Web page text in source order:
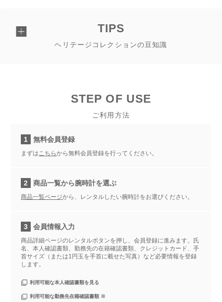
TIPS
ヘリテージコレクションの豆知識
STEP OF USE
ご利用方法
1 無料会員登録
まずは こちらから無料会員登録を行ってください。
2 商品一覧から腕時計を選ぶ
商品一覧ページから、レンタルしたい腕時計をお選びください。
3 会員情報入力
商品詳細ページのレンタルボタンを押し、会員登録に進みます。氏
名、本人確認書類、勤務先の在籍確認書類、クレジットカード、手
首サイズ（または1円玉を手首に載せた写真）など必要情報を登録
します。
利用可能な本人確認書類を見る
利用可能な勤務先在籍確認書類 ※